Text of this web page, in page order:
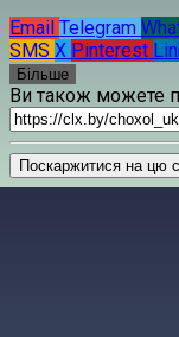
Email Telegram
SMS X Pinterest
Більше
Ви також можете
Поскаржитися на цю